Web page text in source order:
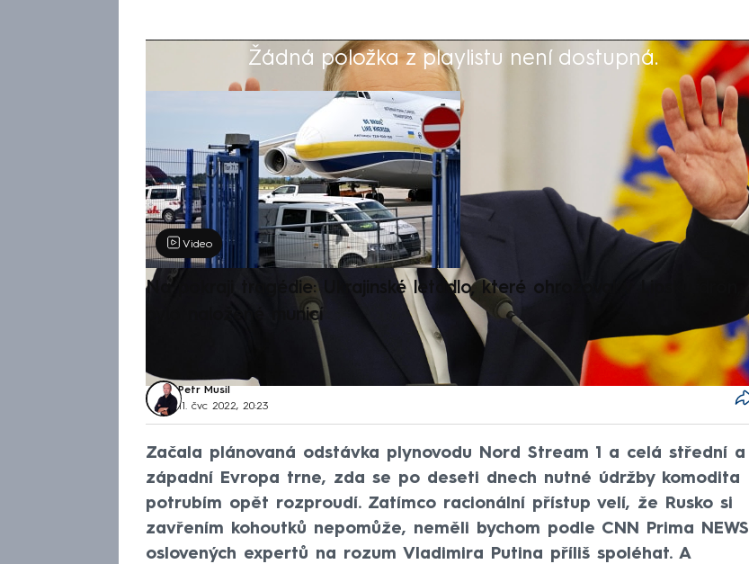
Žádná položka z playlistu není dostupná.
Výběr redakce
Video
Na pokraji tragédie: Ukrajinské letadlo, které ohrožoval v Lipsku dron,
bylo naložené municí
Petr Musil
11. čvc 2022, 20:23
Začala plánovaná odstávka plynovodu Nord Stream 1 a celá střední a
západní Evropa trne, zda se po deseti dnech nutné údržby komodita
potrubím opět rozproudí. Zatímco racionální přístup velí, že Rusko si
zavřením kohoutků nepomůže, neměli bychom podle CNN Prima NEWS
oslovených expertů na rozum Vladimira Putina příliš spoléhat. A